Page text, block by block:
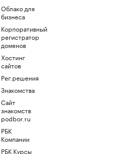
Облако для
бизнеса
Корпоративный
регистратор
доменов
Хостинг
сайтов
Рег.решения
Знакомства
Сайт
знакомств
podbor.ru
РБК
Компании
РБК Курсы